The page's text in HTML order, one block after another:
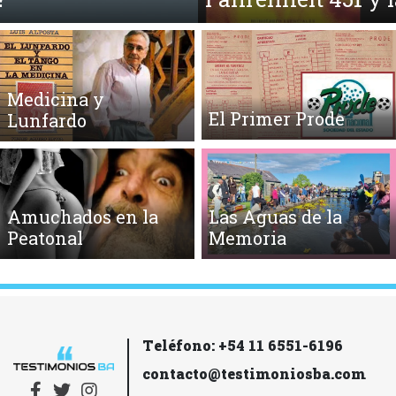
Medicina y
Lunfardo
El Primer Prode
Amuchados en la
Peatonal
Las Aguas de la
Memoria
Teléfono: +54 11 6551-6196
contacto@testimoniosba.com